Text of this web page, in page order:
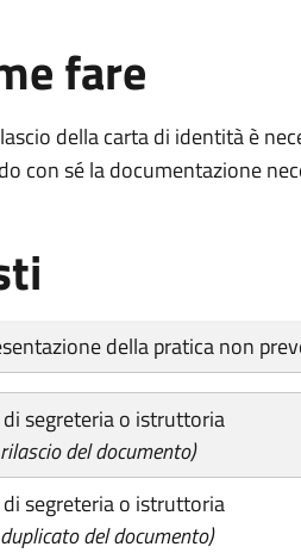
fare
della carta di identità è
con sé la documentazione
pagamentodella pratica non
segreteria o istruttoria
del documento)
segreteria o istruttoria
del documento)